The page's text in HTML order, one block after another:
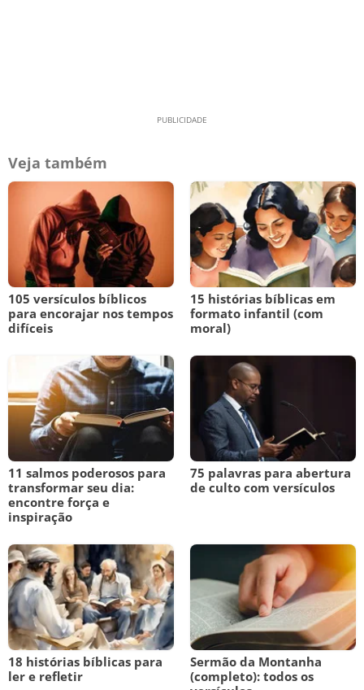
Veja também
105 versículos bíblicos
para encorajar nos tempos
difíceis
15 histórias bíblicas em
formato infantil (com
moral)
11 salmos poderosos para
transformar seu dia:
encontre força e
inspiração
75 palavras para abertura
de culto com versículos
18 histórias bíblicas para
ler e refletir
Sermão da Montanha
(completo): todos os